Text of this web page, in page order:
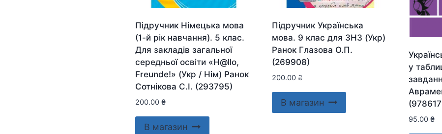
Підручник Німецька мова
(1-й рік навчання). 5 клас.
Для закладів загальної
середньої освіти «H@llo,
Freunde!» (Укр / Нім) Ранок
Сотнікова С.І. (293795)
200.00 ₴
В магазин
Підручник Українська
мова. 9 клас для ЗНЗ (Укр)
Ранок Глазова О.П.
(269908)
200.00 ₴
В магазин
у
95.00 ₴